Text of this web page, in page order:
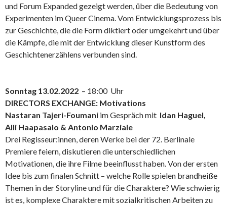
und Forum Expanded gezeigt werden, über die Bedeutung von
Experimenten im Queer Cinema. Vom Entwicklungsprozess bis
zur Geschichte, die die Form diktiert oder umgekehrt und über
die Kämpfe, die mit der Entwicklung dieser Kunstform des
Geschichtenerzählens verbunden sind.
Sonntag 13.02.2022 – 18:00 Uhr
DIRECTORS EXCHANGE: Motivations
Nastaran Tajeri-Foumani im Gespräch mit Idan Haguel,
Alli Haapasalo & Antonio Marziale
Drei Regisseur:innen, deren Werke bei der 72. Berlinale
Premiere feiern, diskutieren die unterschiedlichen
Motivationen, die ihre Filme beeinflusst haben. Von der ersten
Idee bis zum finalen Schnitt – welche Rolle spielen brandheiße
Themen in der Storyline und für die Charaktere? Wie schwierig
ist es, komplexe Charaktere mit sozialkritischen Arbeiten zu